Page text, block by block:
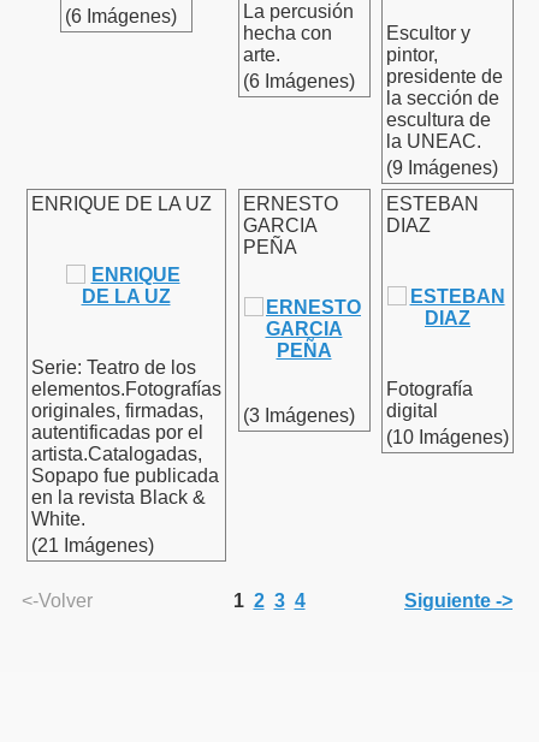
(6 Imágenes)
La percusión
hecha con
arte.
(6 Imágenes)
Escultor y
pintor,
presidente de
la sección de
escultura de
la UNEAC.
(9 Imágenes)
ENRIQUE DE LA UZ
Serie: Teatro de los
elementos.Fotografías
originales, firmadas,
autentificadas por el
artista.Catalogadas,
Sopapo fue publicada
en la revista Black &
White.
(21 Imágenes)
ERNESTO
GARCIA
PEÑA
(3 Imágenes)
ESTEBAN
DIAZ
Fotografía
digital
(10 Imágenes)
<-Volver 1 2 3 4 Siguiente ->